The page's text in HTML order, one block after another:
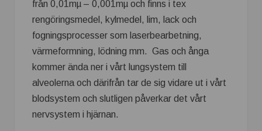
från 0,01mµ – 0,001mµ och finns i tex
rengöringsmedel, kylmedel, lim, lack och
fogningsprocesser som laserbearbetning,
värmeformning, lödning mm. Gas och ånga
kommer ända ner i vårt lungsystem till
alveolerna och därifrån tar de sig vidare ut i vårt
blodsystem och slutligen påverkar det vårt
nervsystem i hjärnan.